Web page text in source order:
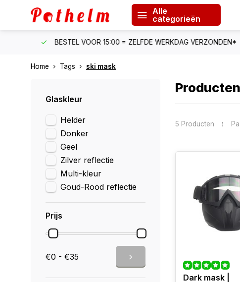
Alle
categorieën
BESTEL VOOR 15:00 = ZELFDE WERKDAG VERZONDEN*
Home Tags ski mask
Glaskleur
Helder
Donker
Geel
Zilver reflectie
Multi-kleur
Goud-Rood reflectie
Prijs
€0 - €35
5 Producten
Dark mask |